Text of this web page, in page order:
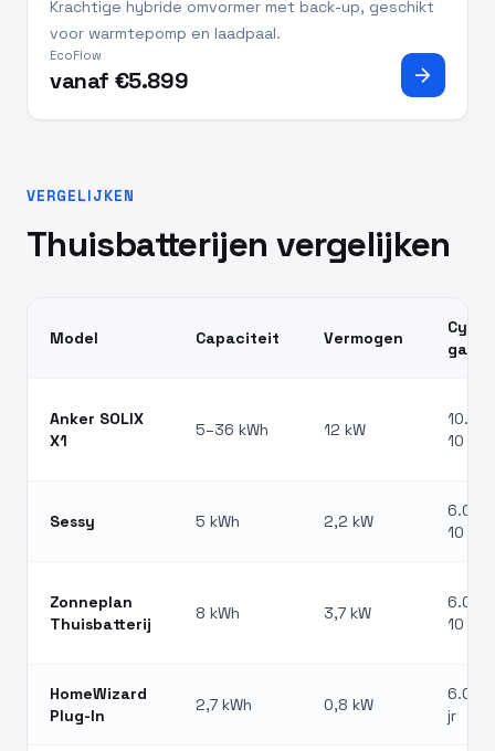
Krachtige hybride omvormer met back-up, geschikt
voor warmtepomp en laadpaal.
EcoFlow
vanaf €5.899 arrow_forward
VERGELIJKEN
Thuisbatterijen vergelijken
Model Capaciteit Vermogen
Cycli /
Anker SOLIX
X1
5–36 kWh 12 kW
10 jr
Sessy 5 kWh 2,2 kW
6.000
10 jr
Zonneplan
Thuisbatterij
8 kWh 3,7 kW
6.000
10 jr
HomeWizard
Plug-In
2,7 kWh 0,8 kW
jr